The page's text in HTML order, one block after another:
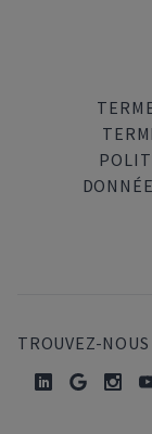
TROUVEZ-NOUS